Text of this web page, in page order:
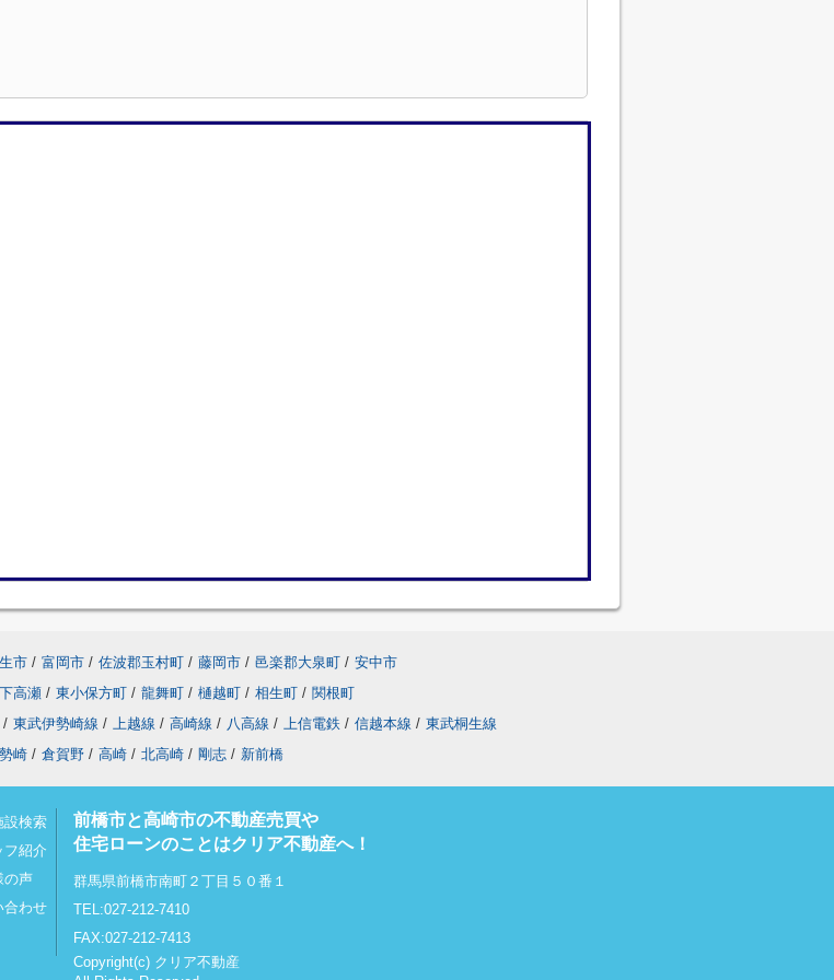
市 / 富岡市 / 佐波郡玉村町 / 藤岡市 / 邑楽郡大泉町 / 安中市
下高瀬 / 東小保方町 / 龍舞町 / 樋越町 / 相生町 / 関根町
/ 東武伊勢崎線 / 上越線 / 高崎線 / 八高線 / 上信電鉄 / 信越本線 / 東武桐生線
崎 / 倉賀野 / 高崎 / 北高崎 / 剛志 / 新前橋
設検索
フ紹介
の声
合わせ
前橋市と高崎市の不動産売買や
住宅ローンのことはクリア不動産へ！
群馬県前橋市南町２丁目５０番１
TEL:027-212-7410
FAX:027-212-7413
Copyright(c) クリア不動産